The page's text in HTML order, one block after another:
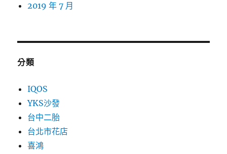
2019 年 7 月
分類
IQOS
YKS沙發
台中二胎
台北市花店
喜鴻